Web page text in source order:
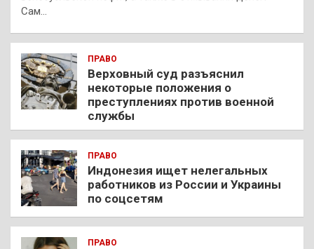
Сам…
ПРАВО
Верховный суд разъяснил
некоторые положения о
преступлениях против военной
службы
ПРАВО
Индонезия ищет нелегальных
работников из России и Украины
по соцсетям
ПРАВО